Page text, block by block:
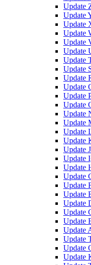
Update
Update
Update
Update
Update
Update
Update
Update
Update
Update
Update
Update
Update
Update
Update
Update
Update
Update
Update
Update
Update
Update
Update
Update
Update
Update
Update
Update
Update